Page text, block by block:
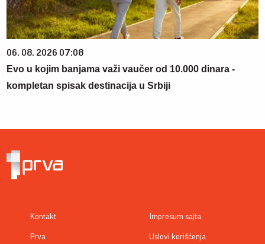
06. 08. 2026 07:08
Evo u kojim banjama važi vaučer od 10.000 dinara -
kompletan spisak destinacija u Srbiji
Kontakt
Prva
Impresum sajta
Uslovi korišćenja